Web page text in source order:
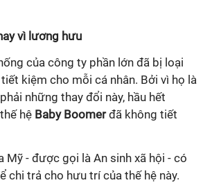
vì lương hưu
của công ty phần lớn đã bị loại
kiệm cho mỗi cá nhân. Bởi vì họ là
những thay đổi này, hầu hết
hệ Baby Boomerđã không tiết
Mỹ - được gọi là An sinh xã hội - có
chi trả cho hưu trí của thế hệ này.